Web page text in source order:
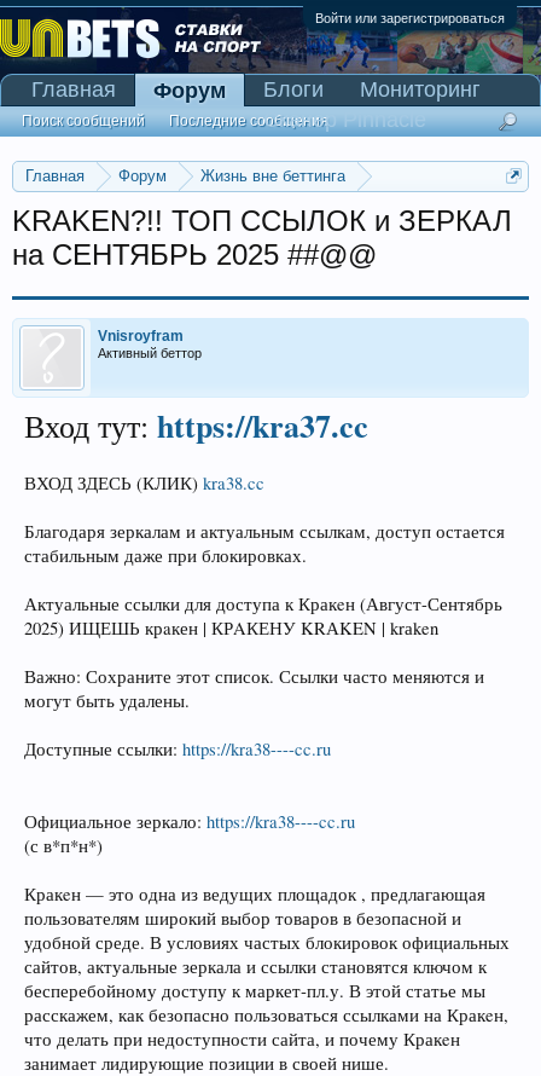
Войти или зарегистрироваться
Главная Форум
Жизнь вне беттинга
KRAKEN?!! ТОП ССЫЛОК и ЗЕРКАЛ
на СЕНТЯБРЬ 2025 ##@@
Vnisroyfram
Активный беттор
Вход тут: https://kra37.cc
ВХОД ЗДЕСЬ (КЛИК) kra38.cc
Благодаря зеркалам и актуальным ссылкам, доступ остается
стабильным даже при блокировках.
Актуальные ссылки для доступа к Кракeн (Август-Сентябрь
2025) ИЩЕШЬ крaкен | КРAКЕНУ KRАKEN | krаken
Важно: Сохраните этот список. Ссылки часто меняются и
могут быть удалены.
Доступные ссылки: https://kra38----cc.ru
Официальное зеркало: https://kra38----cc.ru
(с в*п*н*)
Кракeн — это одна из ведущих площадок , предлагающая
пользователям широкий выбор товаров в безопасной и
удобной среде. В условиях частых блокировок официальных
сайтов, актуальные зеркала и ссылки становятся ключом к
бесперебойному доступу к маркет‑пл.у. В этой статье мы
расскажем, как безопасно пользоваться ссылками на Кракeн,
что делать при недоступности сайта, и почему Кракeн
занимает лидирующие позиции в своей нише.
Главная Форум
Поиск сообщений Последние сообщения
Блоги
Мониторинг
Сканер Pinnacle